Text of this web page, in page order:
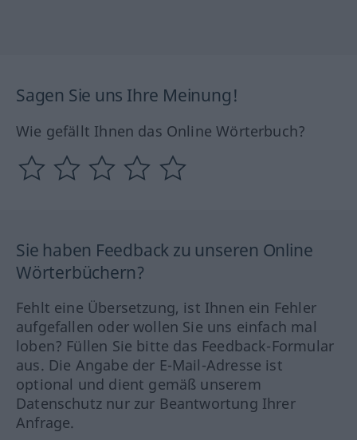
Sagen Sie uns Ihre Meinung!
Wie gefällt Ihnen das Online Wörterbuch?
Sie haben Feedback zu unseren Online
Wörterbüchern?
Fehlt eine Übersetzung, ist Ihnen ein Fehler
aufgefallen oder wollen Sie uns einfach mal
loben? Füllen Sie bitte das Feedback-Formular
aus. Die Angabe der E-Mail-Adresse ist
optional und dient gemäß unserem
Datenschutz nur zur Beantwortung Ihrer
Anfrage.